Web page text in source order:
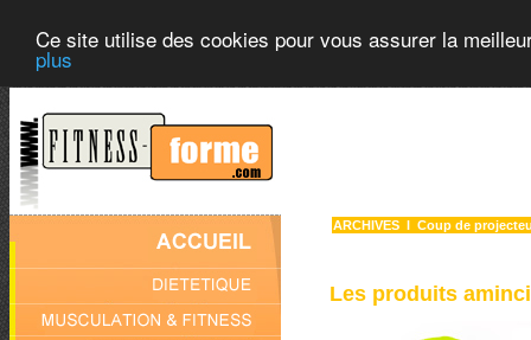
Ce site utilise des cookies pour vous assurer la
plus
ARCHIVES l Coup de
Les produits